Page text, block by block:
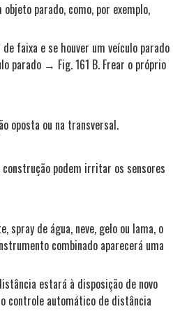
parado, como, por exemplo,
faixa e se houver um veículo parado
parado → Fig. 161 B. Frear o próprio
oposta ou na transversal.
podem irritar os sensores
de água, neve, gelo ou lama, o
combinado aparecerá uma
estará à disposição de novo
controle automático de distância